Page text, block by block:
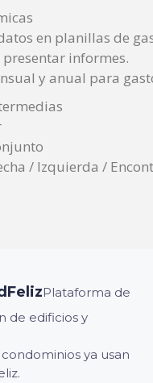
en planillas de
informes.
y anual para
/ Izquierda /
Plataforma de
de edificios y
ya usan